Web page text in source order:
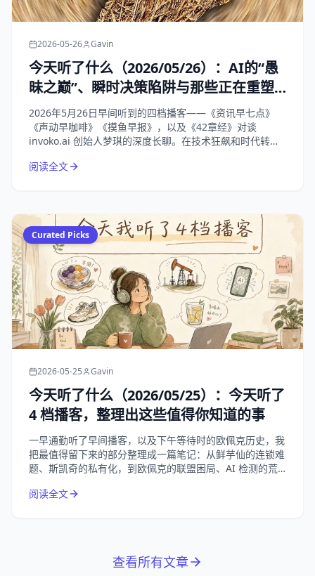
2026-05-26 Gavin
今天听了什么（2026/05/26）：AI的“愚
昧之巅”、瞬时决策陷阱与那些正在重塑
我们生活的商业变局
2026年5月26日早间听到的四档播客——《资讯早七点》
《声动早咖啡》《摸鱼早报》，以及《42章经》对谈
invoko.ai 创始人梦琪的深度长聊。在技术狂飙和时代转折
阅读全文
Curated Picks
2026-05-25 Gavin
今天听了什么（2026/05/25）：今天听了
4 档播客，整理出这些值得你知道的事
一早通勤听了早间播客，以及下午等待时的欧佩克历史，我
把最值得留下来的部分整理成一篇笔记：从鲜芋仙的连锁难
题、斯凯奇的私有化，到欧佩克的联盟困局、AI 检测的荒
阅读全文
查看所有文章